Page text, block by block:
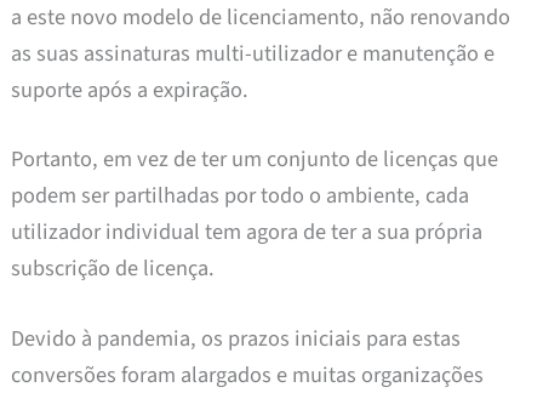
a este novo modelo de licenciamento, não renovando
as suas assinaturas multi-utilizador e manutenção e
suporte após a expiração.
Portanto, em vez de ter um conjunto de licenças que
podem ser partilhadas por todo o ambiente, cada
utilizador individual tem agora de ter a sua própria
subscrição de licença.
Devido à pandemia, os prazos iniciais para estas
conversões foram alargados e muitas organizações